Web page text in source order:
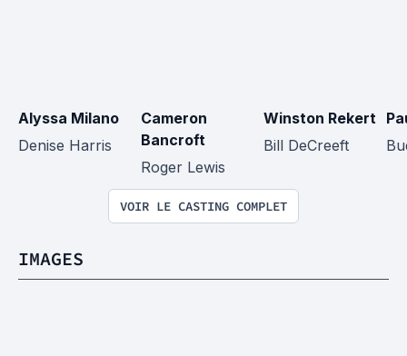
Alyssa Milano
Denise Harris
Cameron
Bancroft
Roger Lewis
Winston Rekert
Bill DeCreeft
VOIR LE CASTING COMPLET
IMAGES